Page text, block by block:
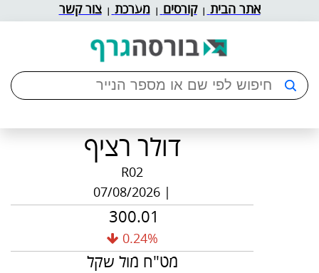
אתר הבית | קורסים | מערכת | צור קשר
דולר רציף
R02
| 07/08/2026
300.01
0.24%
מט"ח מול שקל